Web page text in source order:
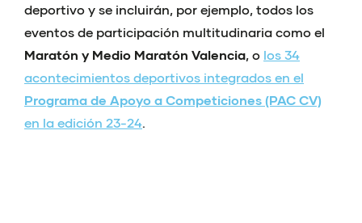
deportivo y se incluirán, por ejemplo, todos los
eventos de participación multitudinaria como el
Maratón y Medio Maratón Valencia, o los 34
acontecimientos deportivos integrados en el
Programa de Apoyo a Competiciones (PAC CV)
en la edición 23-24.